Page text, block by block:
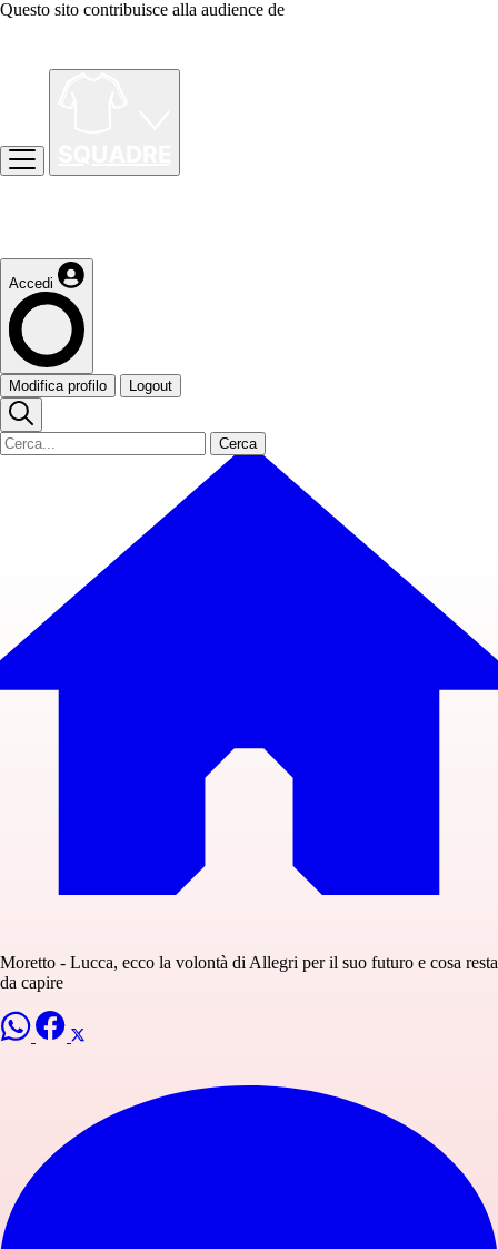
Questo sito contribuisce alla audience de
Accedi
Modifica profilo Logout
Cerca
Moretto - Lucca, ecco la volontà di Allegri per il suo futuro e cosa resta
da capire